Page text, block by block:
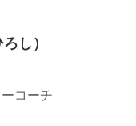
し）
コーチ